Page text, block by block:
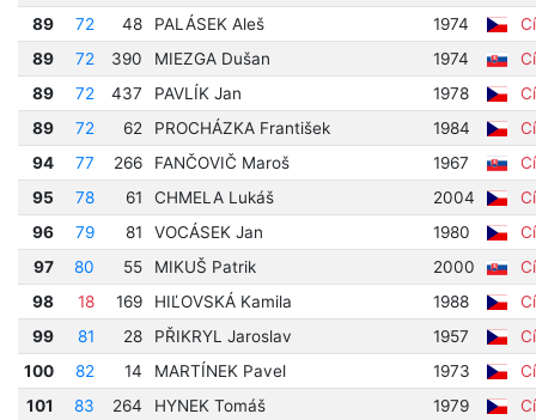
89
72 48 PALÁSEK Aleš 1974
89
72 390 MIEZGA Dušan 1974
89
72 437 PAVLÍK Jan 1978
89
72 62 PROCHÁZKA František 1984
94
77 266 FANČOVIČ Maroš 1967
95
78 61 CHMELA Lukáš 2004
96
79 81 VOCÁSEK Jan 1980
97
80 55 MIKUŠ Patrik 2000
98
18 169 HIĽOVSKÁ Kamila 1988
99
81 28 PŘIKRYL Jaroslav 1957
100
82 14 MARTÍNEK Pavel 1973
101
83 264 HYNEK Tomáš 1979